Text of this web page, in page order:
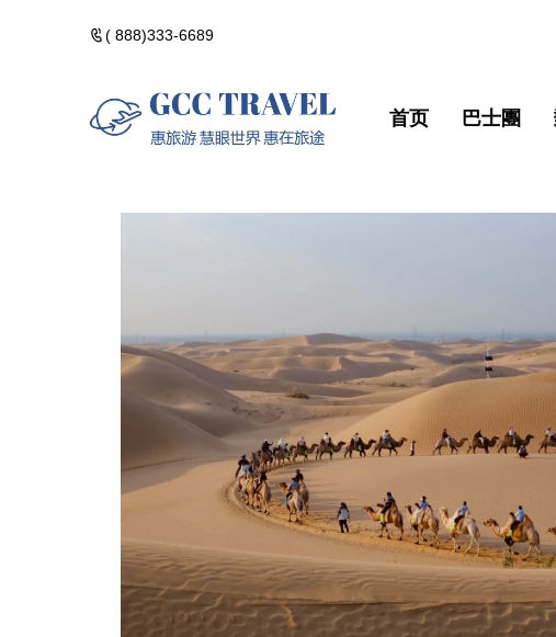
( 888)333-6689
美國東部遊
夏威夷群島・精選
北極光觀測・精選
佛州陽光・美國城市
墨西哥 ・中南美洲
點擊添加企業微信
首页 巴士團
美國東部遊
夏威夷群島・精選
北極光觀測・精選
佛州陽光・美國城市
墨西哥 ・中南美洲
點擊添加企業微信